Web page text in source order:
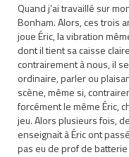
Quand j’ai travaillé sur
Bonham. Alors, ces trois
joue Éric, la vibration
dont il tient sa caisse
contrairement à nous, il
ordinaire, parler ou
scène, même si,
forcément le même Éric,
jeu. Alors plusieurs fois,
enseignait à Éric ont
pas eu de prof de batterie